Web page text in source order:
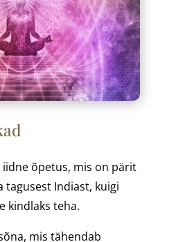
õpetus, mis on pärit
tagusest Indiast, kuigi
kindlaks teha.
mis tähendab